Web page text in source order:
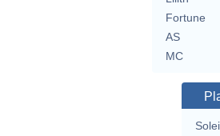
Fortune
AS
MC